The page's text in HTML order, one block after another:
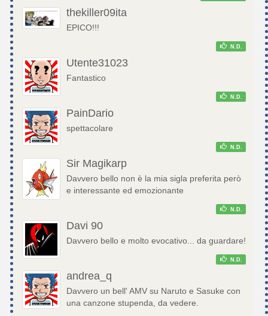
thekiller09ita
EPICO!!!
N.D.
Utente31023
Fantastico
N.D.
PainDario
spettacolare
N.D.
Sir Magikarp
Davvero bello non è la mia sigla preferita però
e interessante ed emozionante
N.D.
Davi 90
Davvero bello e molto evocativo... da guardare!
N.D.
andrea_q
Davvero un bell' AMV su Naruto e Sasuke con
una canzone stupenda, da vedere.